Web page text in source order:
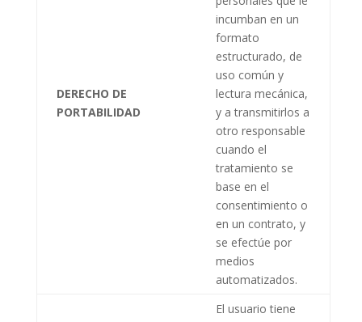
DERECHO DE
PORTABILIDAD
incumban en un
formato
estructurado, de
uso común y
lectura mecánica,
y a transmitirlos a
otro responsable
cuando el
tratamiento se
base en el
consentimiento o
en un contrato, y
se efectúe por
medios
automatizados.
El usuario tiene